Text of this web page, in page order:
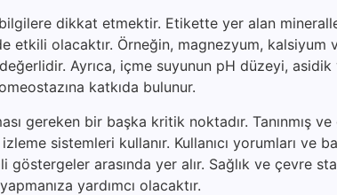
dikkat etmektir. Etikette yer alan
etkili olacaktır. Örneğin, magnezyum,
Ayrıca, içme suyunun pH düzeyi,
katkıda bulunur.
gereken bir başka kritik noktadır. Tanınmış
sistemleri kullanır. Kullanıcı yorumları ve
arasında yer alır. Sağlık ve çevre
yardımcı olacaktır.